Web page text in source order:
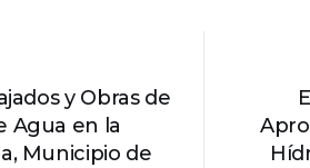
y Obras de
Agua en la
Municipio de